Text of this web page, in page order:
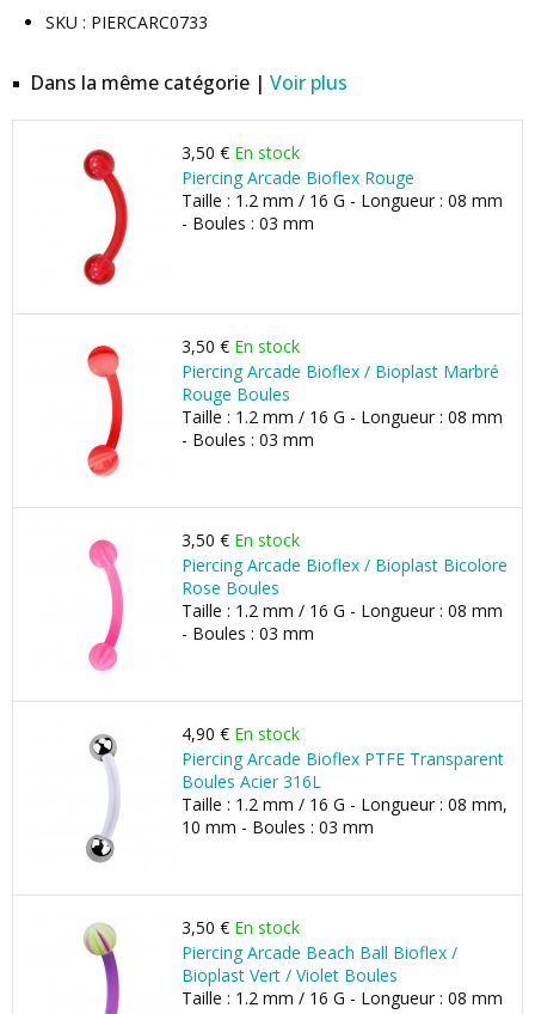
SKU : PIERCARC0733
Dans la même catégorie | Voir plus
3,50 € En stock
Piercing Arcade Bioflex Rouge
Taille : 1.2 mm / 16 G - Longueur : 08 mm
- Boules : 03 mm
3,50 € En stock
Piercing Arcade Bioflex / Bioplast Marbré
Rouge Boules
Taille : 1.2 mm / 16 G - Longueur : 08 mm
- Boules : 03 mm
3,50 € En stock
Piercing Arcade Bioflex / Bioplast Bicolore
Rose Boules
Taille : 1.2 mm / 16 G - Longueur : 08 mm
- Boules : 03 mm
4,90 € En stock
Piercing Arcade Bioflex PTFE Transparent
Boules Acier 316L
Taille : 1.2 mm / 16 G - Longueur : 08 mm,
10 mm - Boules : 03 mm
3,50 € En stock
Piercing Arcade Beach Ball Bioflex /
Bioplast Vert / Violet Boules
Taille : 1.2 mm / 16 G - Longueur : 08 mm